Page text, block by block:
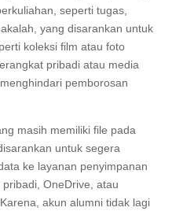
seperti tugas,
yang disarankan untuk
koleksi film atau foto
pribadi atau media
pemborosan
masih memiliki file pada
untuk segera
ke layanan penyimpanan
OneDrive, atau
akun alumni tidak lagi